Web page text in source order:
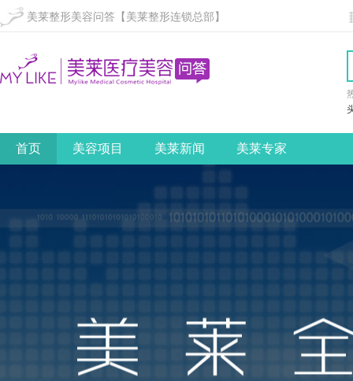
美莱整形美容问答【美莱整形连锁总部】
首页 美容项目 美莱新闻 美莱专家